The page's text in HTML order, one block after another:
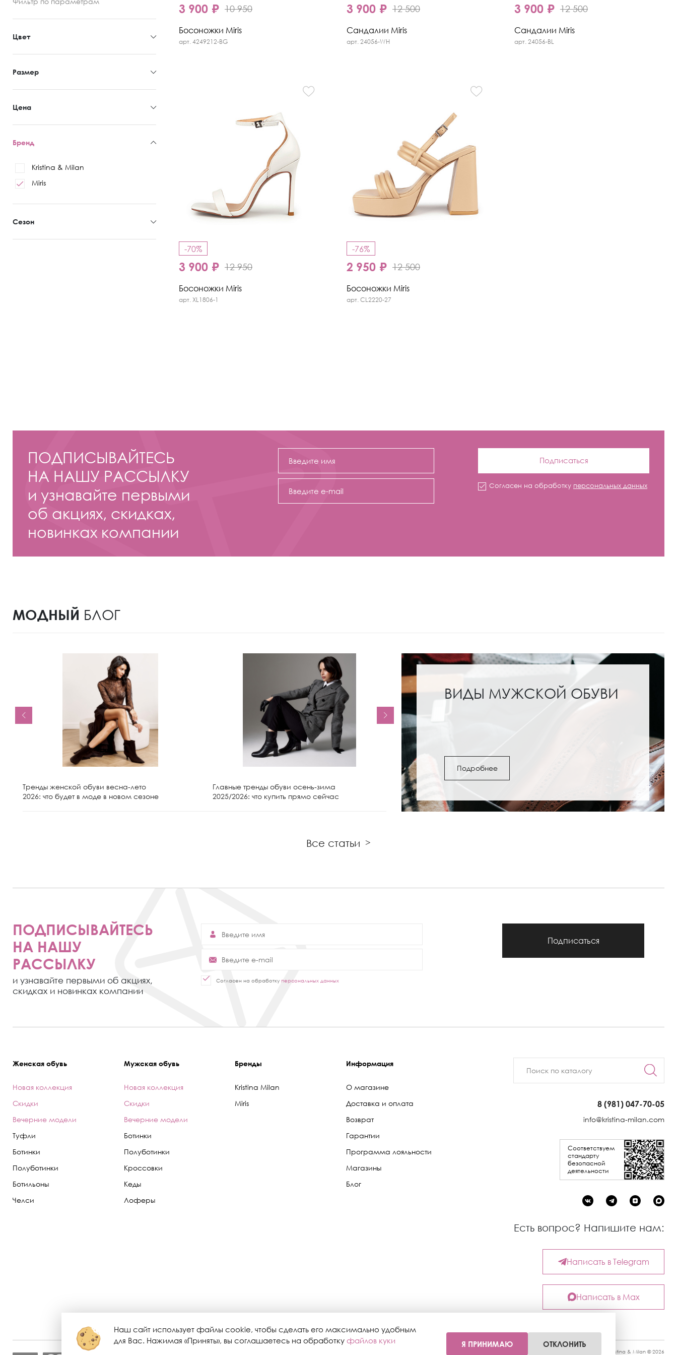
Цвет
Размер
Цена
Бренд
Kristina & Milan
Miris
Сезон
3 900 ₽ 10 950
Босоножки Miris
арт. 4249212-BG
3 900 ₽ 12 500
Сандалии Miris
арт. 24056-WH
3 900 ₽ 12 500
Сандалии Miris
арт. 24056-BL
-70%
3 900 ₽ 12 950
Босоножки Miris
арт. XL1806-1
-76%
2 950 ₽ 12 500
Босоножки Miris
арт. CL2220-27
ПОДПИСЫВАЙТЕСЬ
НА НАШУ РАССЫЛКУ
и узнавайте первыми
об акциях, скидках,
новинках компании
Подписаться
Согласен на обработку персональных данных
МОДНЫЙ БЛОГ
Тренды женской обуви весна-лето
2026: что будет в моде в новом сезоне
Главные тренды обуви осень-зима
2025/2026: что купить прямо сейчас
Женские сапоги и полусапожки: с
чем носить и как выбрать
Обувь под женские
ВИДЫ МУЖСКОЙ ОБУВИ
Подробнее
Все статьи >
ПОДПИСЫВАЙТЕСЬ
НА НАШУ
РАССЫЛКУ
и узнавайте первыми об акциях,
скидках и новинках компании
Согласен на обработку персональных данных
Подписаться
Женская обувь
Новая коллекция
Скидки
Вечерние модели
Туфли
Ботинки
Полуботинки
Ботильоны
Челси
Мужская обувь
Новая коллекция
Скидки
Вечерние модели
Ботинки
Полуботинки
Кроссовки
Кеды
Лоферы
Бренды
Kristina Milan
Miris
Информация
О магазине
Доставка и оплата
Возврат
Гарантии
Программа лояльности
Магазины
Блог
8 (981) 047-70-05
info@kristina-milan.com
Соответствуем
стандарту
безопасной
деятельности
Есть вопрос? Напишите нам:
Написать в Telegram
Написать в Max
Kristina & Milan © 2026
Наш сайт использует файлы cookie, чтобы сделать его максимально удобным
для Вас. Нажимая «Принять», вы соглашаетесь на обработку файлов куки Я ПРИНИМАЮ ОТКЛОНИТЬ